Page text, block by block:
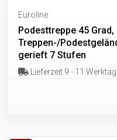
Euroline
Podesttreppe 45
Treppen-/
gerieft 7 Stufen
Lieferzeit 9 - 11